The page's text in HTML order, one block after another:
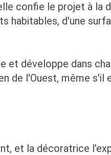
confie le projet à la
habitables, d'une
et développe dans
de l'Ouest, même s'il
et la décoratrice